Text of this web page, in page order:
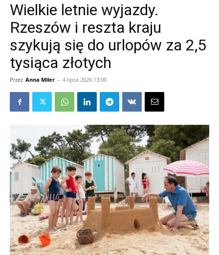
Wielkie letnie wyjazdy.
Rzeszów i reszta kraju
szykują się do urlopów za 2,5
tysiąca złotych
Przez Anna Miler - 4 lipca 2026 13:00